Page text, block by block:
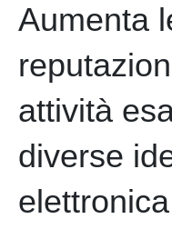
Aumenta
attività
diverse
elettronica